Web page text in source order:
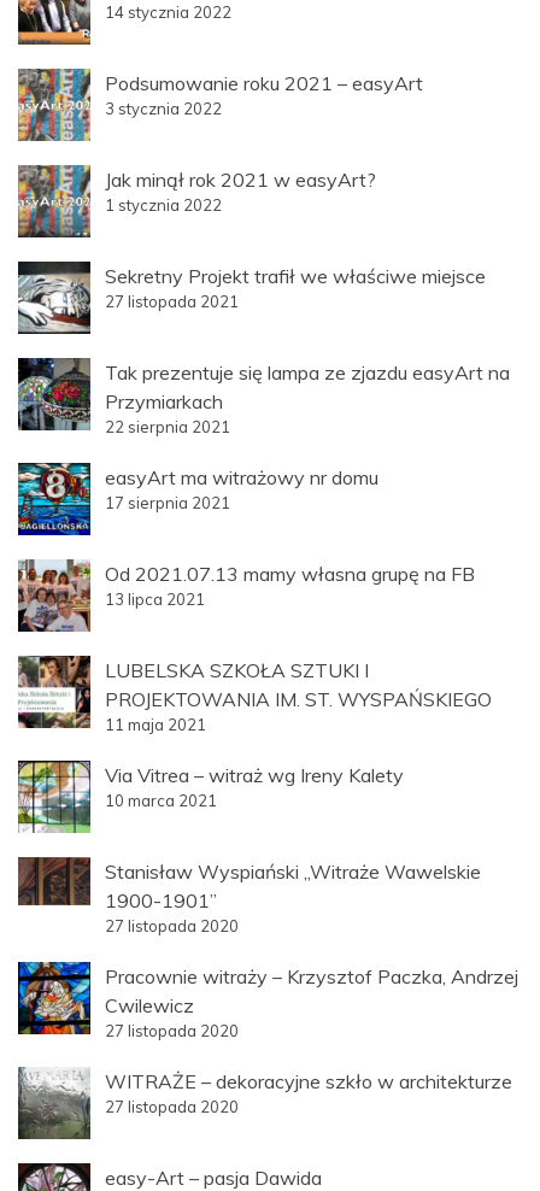
14 stycznia 2022
Podsumowanie roku 2021 – easyArt
3 stycznia 2022
Jak minął rok 2021 w easyArt?
1 stycznia 2022
Sekretny Projekt trafił we właściwe miejsce
27 listopada 2021
Tak prezentuje się lampa ze zjazdu easyArt na
Przymiarkach
22 sierpnia 2021
easyArt ma witrażowy nr domu
17 sierpnia 2021
Od 2021.07.13 mamy własna grupę na FB
13 lipca 2021
LUBELSKA SZKOŁA SZTUKI I
PROJEKTOWANIA IM. ST. WYSPAŃSKIEGO
11 maja 2021
Via Vitrea – witraż wg Ireny Kalety
10 marca 2021
Stanisław Wyspiański „Witraże Wawelskie
1900-1901”
27 listopada 2020
Pracownie witraży – Krzysztof Paczka, Andrzej
Cwilewicz
27 listopada 2020
WITRAŻE – dekoracyjne szkło w architekturze
27 listopada 2020
easy-Art – pasja Dawida